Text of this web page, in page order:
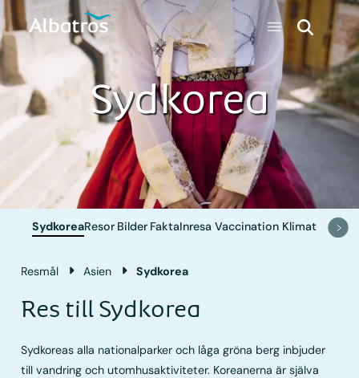
Sydkorea
SydkoreaResor Bilder FaktaInresa Vaccination Klimat
Resmål Asien Sydkorea
Res till Sydkorea
Sydkoreas alla nationalparker och låga gröna berg inbjuder
till vandring och utomhusaktiviteter. Koreanerna är själva